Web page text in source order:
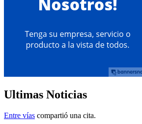
Ultimas Noticias
Entre vías compartió una cita.